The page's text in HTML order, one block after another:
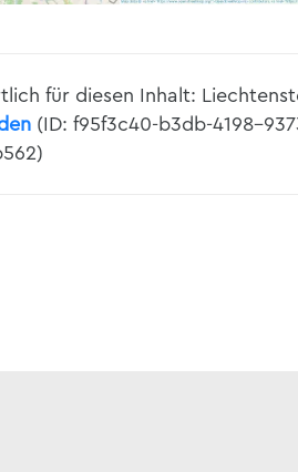
für diesen Inhalt:
(ID: f95f3c40-b3db-4198-